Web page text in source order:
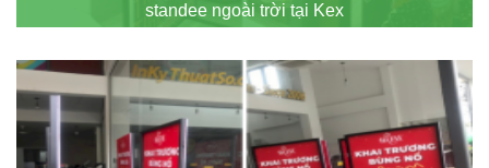
standee ngoài trời tại Kex